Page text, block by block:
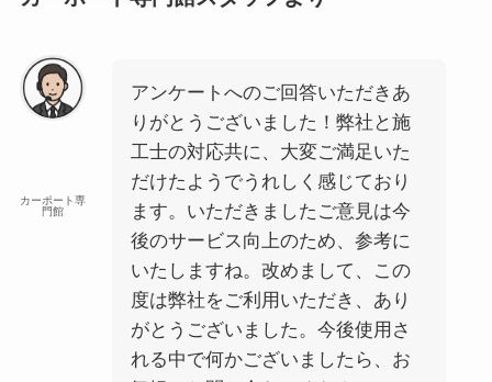
カーポート専
門館
アンケートへのご回答いただきあ
りがとうございました！弊社と施
工士の対応共に、大変ご満足いた
だけたようでうれしく感じており
ます。いただきましたご意見は今
後のサービス向上のため、参考に
いたしますね。改めまして、この
度は弊社をご利用いただき、あり
がとうございました。今後使用さ
れる中で何かございましたら、お